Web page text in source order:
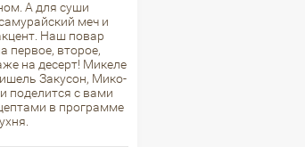
А для суши
меч и
Наш повар
первое, второе,
на десерт! Микеле
Закусон, Мико-
поделится с вами
в программе